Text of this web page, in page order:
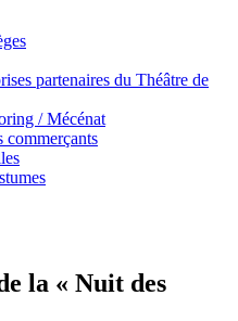
partenaires du Théâtre de
/ Mécénat
commerçants
la « Nuit des